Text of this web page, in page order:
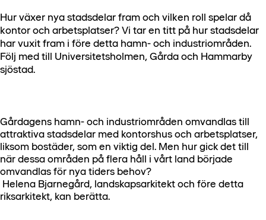
Hur växer nya stadsdelar fram och vilken roll spelar då
kontor och arbetsplatser? Vi tar en titt på hur stadsdelar
har vuxit fram i före detta hamn- och industriområden.
Följ med till Universitetsholmen, Gårda och Hammarby
sjöstad.
Gårdagens hamn- och industriområden omvandlas till
attraktiva stadsdelar med kontorshus och arbetsplatser,
liksom bostäder, som en viktig del. Men hur gick det till
när dessa områden på flera håll i vårt land började
omvandlas för nya tiders behov?
Helena Bjarnegård, landskapsarkitekt och före detta
riksarkitekt, kan berätta.